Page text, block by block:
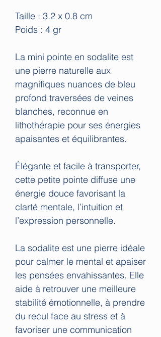
Taille : 3.2 x 0.8 cm
Poids : 4 gr
La mini pointe en sodalite est
une pierre naturelle aux
magnifiques nuances de bleu
profond traversées de veines
blanches, reconnue en
lithothérapie pour ses énergies
apaisantes et équilibrantes.
Élégante et facile à transporter,
cette petite pointe diffuse une
énergie douce favorisant la
clarté mentale, l’intuition et
l’expression personnelle.
La sodalite est une pierre idéale
pour calmer le mental et apaiser
les pensées envahissantes. Elle
aide à retrouver une meilleure
stabilité émotionnelle, à prendre
du recul face au stress et à
favoriser une communication